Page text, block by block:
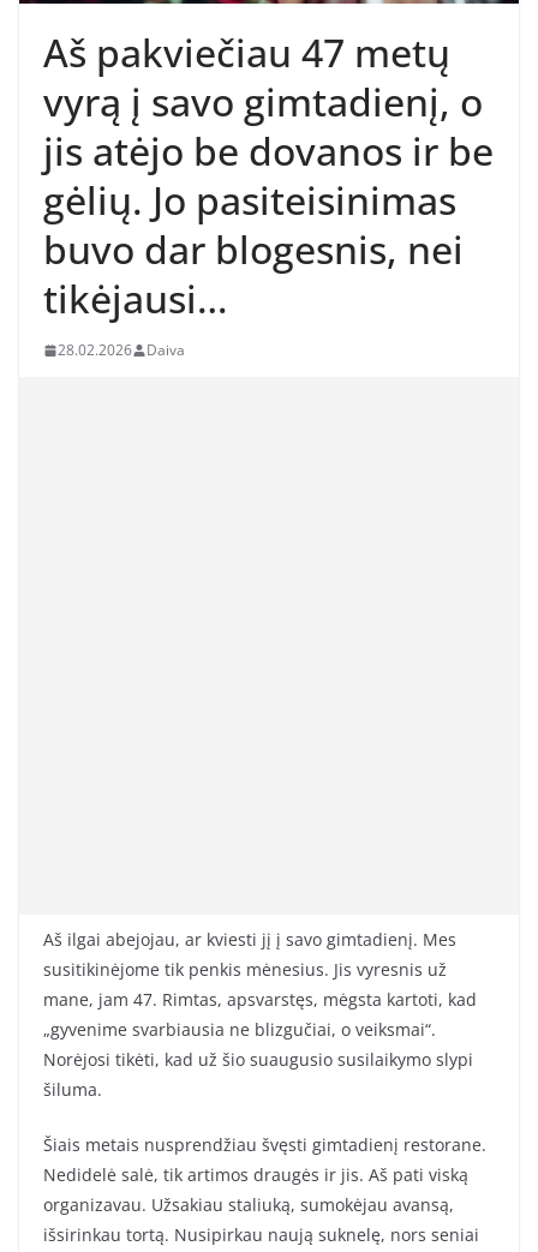
Aš pakviečiau 47 metų
vyrą į savo gimtadienį, o
jis atėjo be dovanos ir be
gėlių. Jo pasiteisinimas
buvo dar blogesnis, nei
tikėjausi…
28.02.2026 Daiva
Aš ilgai abejojau, ar kviesti jį į savo gimtadienį. Mes
susitikinėjome tik penkis mėnesius. Jis vyresnis už
mane, jam 47. Rimtas, apsvarstęs, mėgsta kartoti, kad
„gyvenime svarbiausia ne blizgučiai, o veiksmai“.
Norėjosi tikėti, kad už šio suaugusio susilaikymo slypi
šiluma.
Šiais metais nusprendžiau švęsti gimtadienį restorane.
Nedidelė salė, tik artimos draugės ir jis. Aš pati viską
organizavau. Užsakiau staliuką, sumokėjau avansą,
išsirinkau tortą. Nusipirkau naują suknelę, nors seniai